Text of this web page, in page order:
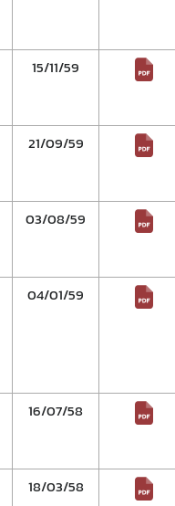
15/11/59
21/09/59
03/08/59
04/01/59
16/07/58
18/03/58